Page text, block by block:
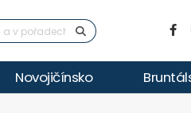
Novojičínsko